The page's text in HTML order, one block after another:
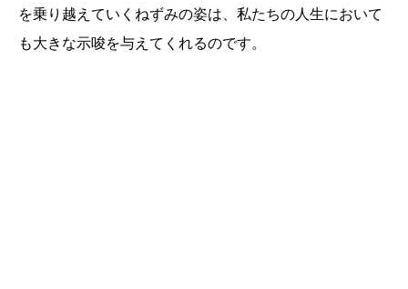
を乗り越えていくねずみの姿は、私たちの人生において
も大きな示唆を与えてくれるのです。